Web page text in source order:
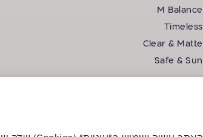
M Balance
Timeless
Clear & Matte
Safe & Sun